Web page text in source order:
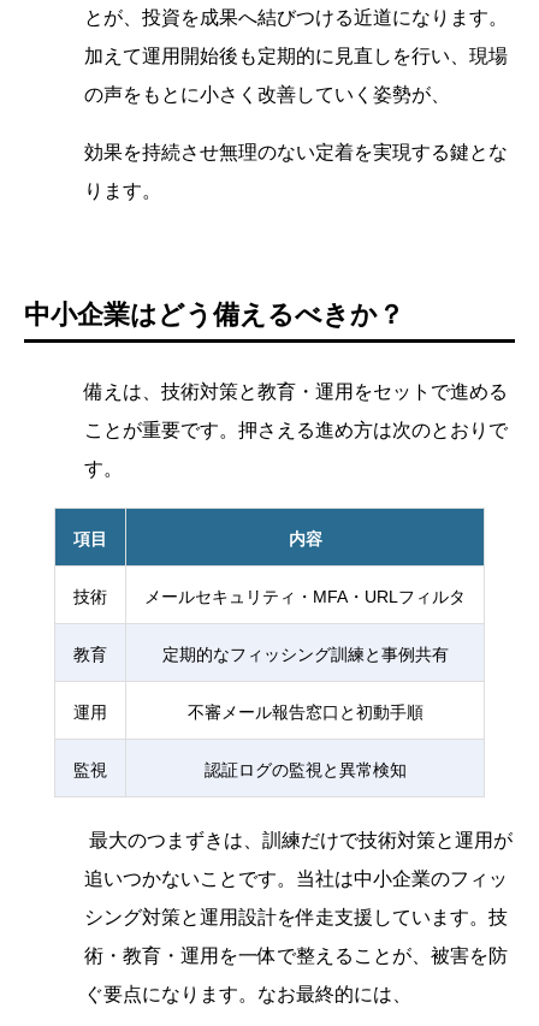
とが、投資を成果へ結びつける近道になります。
加えて運用開始後も定期的に見直しを行い、現場
の声をもとに小さく改善していく姿勢が、
効果を持続させ無理のない定着を実現する鍵とな
ります。
中小企業はどう備えるべきか？
備えは、技術対策と教育・運用をセットで進める
ことが重要です。押さえる進め方は次のとおりで
す。
項目 内容
技術 メールセキュリティ・MFA・URLフィルタ
教育 定期的なフィッシング訓練と事例共有
運用 不審メール報告窓口と初動手順
監視 認証ログの監視と異常検知
最大のつまずきは、訓練だけで技術対策と運用が
追いつかないことです。当社は中小企業のフィッ
シング対策と運用設計を伴走支援しています。技
術・教育・運用を一体で整えることが、被害を防
ぐ要点になります。なお最終的には、